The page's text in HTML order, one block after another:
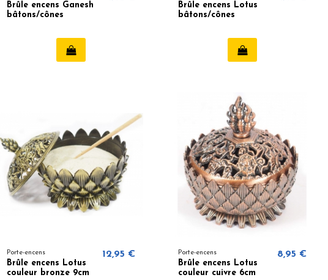
Brûle encens Ganesh
bâtons/cônes
Brûle encens Lotus
bâtons/cônes
Porte-encens
Brûle encens Lotus
couleur bronze 9cm
12,95 € Porte-encens
Brûle encens Lotus
couleur cuivre 6cm
8,95 €